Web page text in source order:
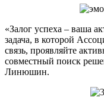
«Залог успеха – ваша
задача, в которой
связь, проявляйте
совместный поиск
Линюшин.